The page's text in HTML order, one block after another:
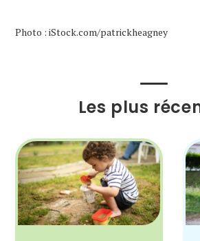
Photo : iStock.com/patrickheagney
Les plus